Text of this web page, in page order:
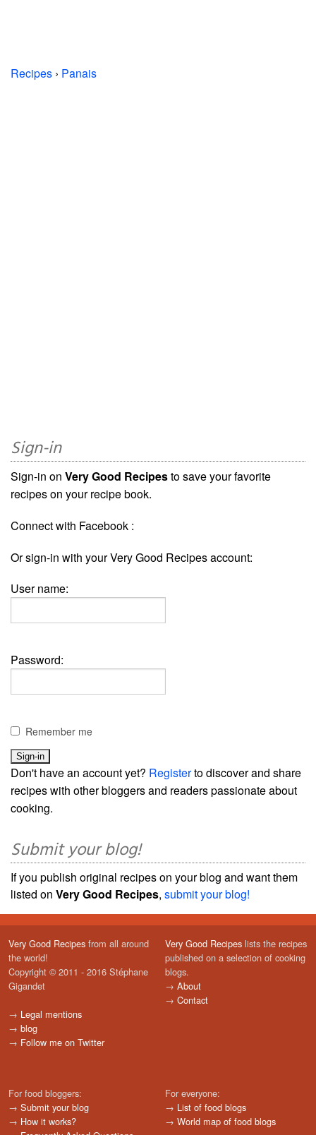
Recipes › Panais
Sign-in
Sign-in on Very Good Recipesto save your favorite
recipes on your recipe book.
Connect with Facebook :
Or sign-in with your Very Good Recipes account:
User name:
Password:
Remember me
Don't have an account yet? Registerto discover and share
recipes with other bloggers and readers passionate about
cooking.
Submit your blog!
If you publish original recipes on your blog and want them
listed on Very Good Recipes, submit your blog!
Very Good Recipes from all around
the world!
Copyright © 2011 - 2016 Stéphane
Gigandet
→ Legal mentions
→ blog
→ Follow me on Twitter
Very Good Recipes lists the recipes
published on a selection of cooking
blogs.
→ About
→ Contact
For food bloggers:
→ Submit your blog
→ How it works?
For everyone:
→ List of food blogs
→ World map of food blogs